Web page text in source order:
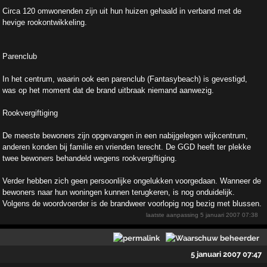
Circa 120 omwonenden zijn uit hun huizen gehaald in verband met de
hevige rookontwikkeling.
Parenclub
In het centrum, waarin ook een parenclub (Fantasybeach) is gevestigd,
was op het moment dat de brand uitbraak niemand aanwezig.
Rookvergiftiging
De meeste bewoners zijn opgevangen in een nabijgelegen wijkcentrum,
anderen konden bij familie en vrienden terecht. De GGD heeft ter plekke
twee bewoners behandeld wegens rookvergiftiging.
Verder hebben zich geen persoonlijke ongelukken voorgedaan. Wanneer de
bewoners naar hun woningen kunnen terugkeren, is nog onduidelijk.
Volgens de woordvoerder is de brandweer voorlopig nog bezig met blussen.
laatste aanpassing5 januari 2007 07:38
5 januari 2007 07:47